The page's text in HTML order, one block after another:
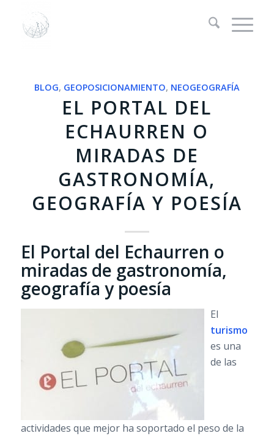
BLOG, GEOPOSICIONAMIENTO, NEOGEOGRAFÍA
EL PORTAL DEL
ECHAURREN O
MIRADAS DE
GASTRONOMÍA,
GEOGRAFÍA Y POESÍA
El Portal del Echaurren o
miradas de gastronomía,
geografía y poesía
El
turismo
es una
de las
actividades que mejor ha soportado el peso de la